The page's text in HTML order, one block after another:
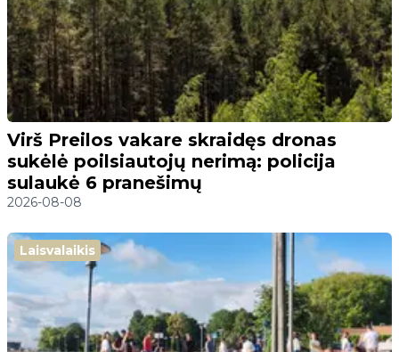
Virš Preilos vakare skraidęs dronas
sukėlė poilsiautojų nerimą: policija
sulaukė 6 pranešimų
2026-08-08
Laisvalaikis